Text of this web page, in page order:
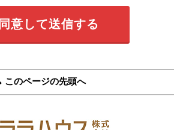
同意して送信する
このページの先頭へ